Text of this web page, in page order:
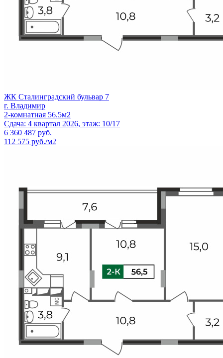
ЖК Сталинградский бульвар 7
г. Владимир
2-комнатная 56.5м2
Сдача: 4 квартал 2026, этаж: 10/17
6 360 487 руб.
112 575 руб./м2